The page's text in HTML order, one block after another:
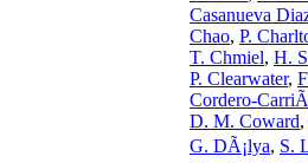
Casanueva
Chao, P.
T. Chmiel, H.
P. Clearwater,
Cordero-
D. M. Coward,
G. DÃ¡lya, S.